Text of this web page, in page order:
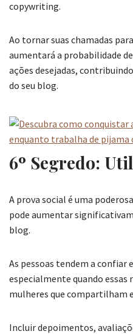
copywriting.
Ao tornar suas chamadas
aumentará a probabilidade
ações desejadas,
do seu blog.
6º Segredo:
A prova social é uma
pode aumentar
blog.
As pessoas tendem a confiar
especialmente quando essas
mulheres que compartilham
Incluir depoimentos,